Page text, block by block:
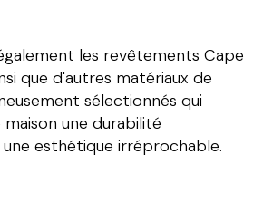
les revêtements Cape
que d'autres matériaux de
sélectionnés qui
une durabilité
esthétique irréprochable.